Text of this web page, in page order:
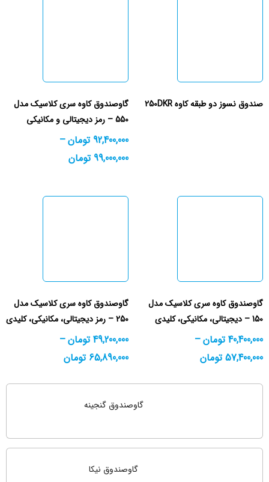
صندوق نسوز دو طبقه کاوه 250DKR
گاوصندوق کاوه سری کلاسیک مدل
550 – رمز دیجیتالی و مکانیکی
92,400,000 تومان–
99,000,000 تومان
گاوصندوق کاوه سری کلاسیک مدل
150 – دیجیتالی، مکانیکی، کلیدی
40,400,000 تومان–
57,400,000 تومان
گاوصندوق کاوه سری کلاسیک مدل
250 – رمز دیجیتالی، مکانیکی، کلیدی
49,200,000 تومان–
65,890,000 تومان
گاوصندوق گنجینه
گاوصندوق نیکا